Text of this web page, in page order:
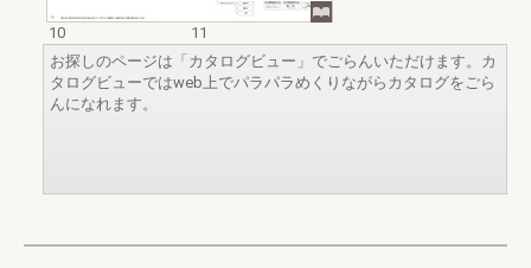
10
11
お探しのページは「カタログビュー」でごらんいただけます。カ
タログビューではweb上でパラパラめくりながらカタログをごら
んになれます。